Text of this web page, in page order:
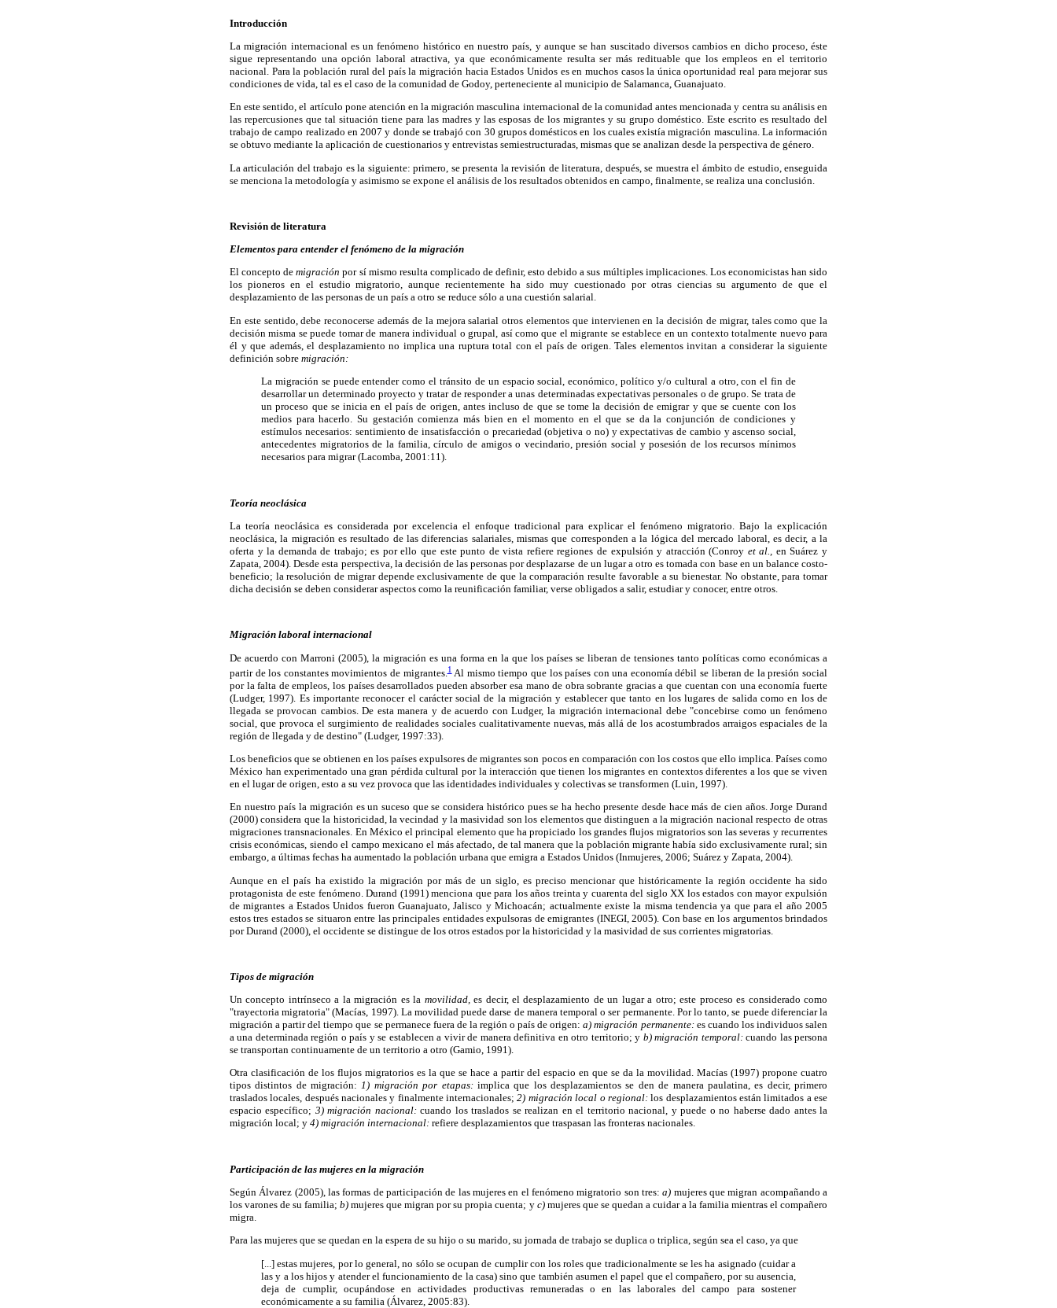
Introducción
La migración internacional es un fenómeno histórico en nuestro país, y aunque se han suscitado diversos cambios en dicho proceso, éste
sigue representando una opción laboral atractiva, ya que económicamente resulta ser más redituable que los empleos en el territorio
nacional. Para la población rural del país la migración hacia Estados Unidos es en muchos casos la única oportunidad real para mejorar sus
condiciones de vida, tal es el caso de la comunidad de Godoy, perteneciente al municipio de Salamanca, Guanajuato.
En este sentido, el artículo pone atención en la migración masculina internacional de la comunidad antes mencionada y centra su análisis en
las repercusiones que tal situación tiene para las madres y las esposas de los migrantes y su grupo doméstico. Este escrito es resultado del
trabajo de campo realizado en 2007 y donde se trabajó con 30 grupos domésticos en los cuales existía migración masculina. La información
se obtuvo mediante la aplicación de cuestionarios y entrevistas semiestructuradas, mismas que se analizan desde la perspectiva de género.
La articulación del trabajo es la siguiente: primero, se presenta la revisión de literatura, después, se muestra el ámbito de estudio, enseguida
se menciona la metodología y asimismo se expone el análisis de los resultados obtenidos en campo, finalmente, se realiza una conclusión.
Revisión de literatura
Elementos para entender el fenómeno de la migración
El concepto demigración por sí mismo resulta complicado de definir, esto debido a sus múltiples implicaciones. Los economicistas han sido
los pioneros en el estudio migratorio, aunque recientemente ha sido muy cuestionado por otras ciencias su argumento de que el
desplazamiento de las personas de un país a otro se reduce sólo a una cuestión salarial.
En este sentido, debe reconocerse además de la mejora salarial otros elementos que intervienen en la decisión de migrar, tales como que la
decisión misma se puede tomar de manera individual o grupal, así como que el migrante se establece en un contexto totalmente nuevo para
él y que además, el desplazamiento no implica una ruptura total con el país de origen. Tales elementos invitan a considerar la siguiente
definición sobre migración:
La migración se puede entender como el tránsito de un espacio social, económico, político y/o cultural a otro, con el fin de
desarrollar un determinado proyecto y tratar de responder a unas determinadas expectativas personales o de grupo. Se trata de
un proceso que se inicia en el país de origen, antes incluso de que se tome la decisión de emigrar y que se cuente con los
medios para hacerlo. Su gestación comienza más bien en el momento en el que se da la conjunción de condiciones y
estímulos necesarios: sentimiento de insatisfacción o precariedad (objetiva o no) y expectativas de cambio y ascenso social,
antecedentes migratorios de la familia, círculo de amigos o vecindario, presión social y posesión de los recursos mínimos
necesarios para migrar (Lacomba, 2001:11).
Teoría neoclásica
La teoría neoclásica es considerada por excelencia el enfoque tradicional para explicar el fenómeno migratorio. Bajo la explicación
neoclásica, la migración es resultado de las diferencias salariales, mismas que corresponden a la lógica del mercado laboral, es decir, a la
oferta y la demanda de trabajo; es por ello que este punto de vista refiere regiones de expulsión y atracción (Conroy et al., en Suárez y
Zapata, 2004). Desde esta perspectiva, la decisión de las personas por desplazarse de un lugar a otro es tomada con base en un balance costo-
beneficio; la resolución de migrar depende exclusivamente de que la comparación resulte favorable a su bienestar. No obstante, para tomar
dicha decisión se deben considerar aspectos como la reunificación familiar, verse obligados a salir, estudiar y conocer, entre otros.
Migración laboral internacional
De acuerdo con Marroni (2005), la migración es una forma en la que los países se liberan de tensiones tanto políticas como económicas a
partir de los constantes movimientos de migrantes.1Al mismo tiempo que los países con una economía débil se liberan de la presión social
por la falta de empleos, los países desarrollados pueden absorber esa mano de obra sobrante gracias a que cuentan con una economía fuerte
(Ludger, 1997). Es importante reconocer el carácter social de la migración y establecer que tanto en los lugares de salida como en los de
llegada se provocan cambios. De esta manera y de acuerdo con Ludger, la migración internacional debe "concebirse como un fenómeno
social, que provoca el surgimiento de realidades sociales cualitativamente nuevas, más allá de los acostumbrados arraigos espaciales de la
región de llegada y de destino" (Ludger, 1997:33).
Los beneficios que se obtienen en los países expulsores de migrantes son pocos en comparación con los costos que ello implica. Países como
México han experimentado una gran pérdida cultural por la interacción que tienen los migrantes en contextos diferentes a los que se viven
en el lugar de origen, esto a su vez provoca que las identidades individuales y colectivas se transformen (Luin, 1997).
En nuestro país la migración es un suceso que se considera histórico pues se ha hecho presente desde hace más de cien años. Jorge Durand
(2000) considera que la historicidad, la vecindad y la masividad son los elementos que distinguen a la migración nacional respecto de otras
migraciones transnacionales. En México el principal elemento que ha propiciado los grandes flujos migratorios son las severas y recurrentes
crisis económicas, siendo el campo mexicano el más afectado, de tal manera que la población migrante había sido exclusivamente rural; sin
embargo, a últimas fechas ha aumentado la población urbana que emigra a Estados Unidos (Inmujeres, 2006; Suárez y Zapata, 2004).
Aunque en el país ha existido la migración por más de un siglo, es preciso mencionar que históricamente la región occidente ha sido
protagonista de este fenómeno. Durand (1991) menciona que para los años treinta y cuarenta del siglo XX los estados con mayor expulsión
de migrantes a Estados Unidos fueron Guanajuato, Jalisco y Michoacán; actualmente existe la misma tendencia ya que para el año 2005
estos tres estados se situaron entre las principales entidades expulsoras de emigrantes (INEGI, 2005). Con base en los argumentos brindados
por Durand (2000), el occidente se distingue de los otros estados por la historicidad y la masividad de sus corrientes migratorias.
Tipos de migración
Un concepto intrínseco a la migración es la movilidad,es decir, el desplazamiento de un lugar a otro; este proceso es considerado como
"trayectoria migratoria" (Macías, 1997). La movilidad puede darse de manera temporal o ser permanente. Por lo tanto, se puede diferenciar la
migración a partir del tiempo que se permanece fuera de la región o país de origen:a) migración permanente:es cuando los individuos salen
a una determinada región o país y se establecen a vivir de manera definitiva en otro territorio; y b) migración temporal:cuando las persona
se transportan continuamente de un territorio a otro (Gamio, 1991).
Otra clasificación de los flujos migratorios es la que se hace a partir del espacio en que se da la movilidad. Macías (1997) propone cuatro
tipos distintos de migración:1) migración por etapas:implica que los desplazamientos se den de manera paulatina, es decir, primero
traslados locales, después nacionales y finalmente internacionales;2) migración local o regional:los desplazamientos están limitados a ese
espacio específico; 3) migración nacional:cuando los traslados se realizan en el territorio nacional, y puede o no haberse dado antes la
migración local; y 4) migración internacional: refiere desplazamientos que traspasan las fronteras nacionales.
Participación de las mujeres en la migración
Según Álvarez (2005), las formas de participación de las mujeres en el fenómeno migratorio son tres:a) mujeres que migran acompañando a
los varones de su familia;b) mujeres que migran por su propia cuenta; y c)mujeres que se quedan a cuidar a la familia mientras el compañero
migra.
Para las mujeres que se quedan en la espera de su hijo o su marido, su jornada de trabajo se duplica o triplica, según sea el caso, ya que
[...] estas mujeres, por lo general, no sólo se ocupan de cumplir con los roles que tradicionalmente se les ha asignado (cuidar a
las y a los hijos y atender el funcionamiento de la casa) sino que también asumen el papel que el compañero, por su ausencia,
deja de cumplir, ocupándose en actividades productivas remuneradas o en las laborales del campo para sostener
económicamente a su familia (Álvarez, 2005:83).